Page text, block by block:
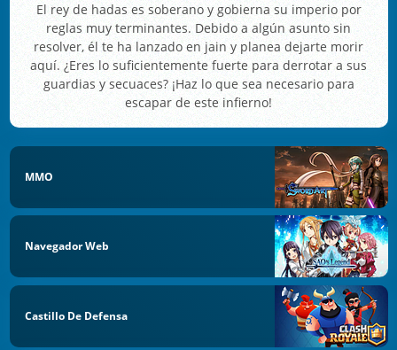
El rey de hadas es soberano y gobierna su imperio por
reglas muy terminantes. Debido a algún asunto sin
resolver, él te ha lanzado en jain y planea dejarte morir
aquí. ¿Eres lo suficientemente fuerte para derrotar a sus
guardias y secuaces? ¡Haz lo que sea necesario para
escapar de este infierno!
MMO
Navegador Web
Castillo De Defensa